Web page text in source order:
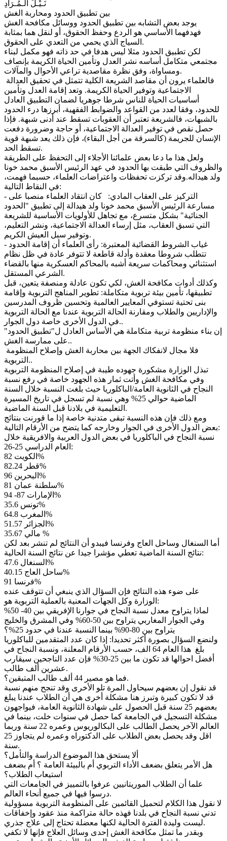
نَـيْـلُ الـمُـرَادِ
بين تطبيق الحدود ومحاربة الغش
يوجد بعض التشابه بين تطبيق الحدود ووسائل مكافحة الغش
فهدفهما الأساسي هو الردع وحفظ الحقوق، أو لنقل هما بمثابة
السياج الذي يحمي من التعدي على الحقوق.
لكن تطبيق الحدود مثلا ليس هدفا في حد ذاته فهو مكمل لبناء
مجتمعي متكامل أساسه نشر العدل وتأمين الحياة الكريمة بإنصاف
ومساواة، وفق نظرة مقاصدية تراعي الأحوال والمآلات.
الاجتماعية وتوفير الحياة الكريمة. وتعد إقامة العدل وتأمين
أساسيات الحياة للناس شرطا جوهريا لضمان التطبيق العادل
للحدود، وفقا لعدد من القواعد والضوابط الفقهية، أبرزها درء الحدود
بالشبهات، فالشريعة تعتبر أن العقوبات تسقط عند أدنى شبهة. فإذا
حصل نقص في توفير العدالة الاجتماعية، أو حاجة وضرورة دفعت
الإنسان للجريمة (كالسرقة من أجل البقاء)، فإن ذلك يعد شبهة قوية
تسقط الحد.
ولعل هذا ما دعا بعض علمائنا الأجلاء إلى التحفظ على الطريقة
والظروف التي طبقت بها الحدود في عهد الرئيس الأسبق محمد خونا
ولد هيداله.وقد تركزت تحفظات واعتراضات العلماء، حسبما فهمت،
في النقاط التالية:
- التركيز على العقاب المادي: كان انتقاد العلماء منصبا على
مسارعة الرئيس الأسبق محمد خونا ولد هيدالة إلى تطبيق "الحدود
الجنائية" بشكل متسرع، مع تجاهل للأولويات الأساسية للشريعة
التي تسبق العقاب، مثل إرساء العدالة الاجتماعية، ونشر التعليم،
وتوفير سبل العيش الكريم.
- غياب الشروط القضائية المعتبرة: رأى العلماء أن إقامة الحدود
تتطلب شروطا معقدة وأدلة قاطعة لا تتوفر عادة في ظل نظام
استثنائي ومحاكمات سريعة أشبه بالمحاكم العسكرية منها بالقضاء
الشرعي المستقل.
وكذلك أدوات مكافحة الغش، لكي تكون عادلة ومنصفة يتعين، قبل
تطبيقها، تأمين بيئة تربوية متكاملة: تطوير المناهج التربوية وإقامة
بنى تحتية تستوفي المعايير العالمية وتحسين ظروف المدرسين
والإداريين والطلاب ومقارنة الحالة التربوية عندنا مع الحالة التربوية
في الدول الأخرى خاصة دول الجوار..
إن بناء منظومة تربية متكاملة هي الأساس العادل ل"تطبيق الحدود"
على ممارسة الغش..
التربوية..
تبذل الوزارة مشكورة جهوده طيبة في إصلاح المنظومة التربوية
وفي مكافحة الغش وأتت ثمار هذه الجهود خاصة في رفع نسبة
النجاح في الثانوية العامة/الباكلوريا حيث بلغت النسبة خلال السنة
الماضية حوالي 25% وهي نسبة لم تسجل في تاريخ المسيرة
التعليمية في بلادنا قبل السنة الماضية.
ومع ذلك فإن هذه النسبة تبقى متدنية خاصة إذا ما قورنت بنتائج
بعض الدول الأخرى في الجوار وخارجه كما يتضح من الأرقام التالية:
نسبة النجاح في الباكلوريا في بعض الدول العربية والافريقية خلال
العام الدراسي 25-26:
الكويت 82%
قطر 82.24%
البحرين 96%
سلطنة عمان 81%
الإمارات 87- 94%
تونس 35.6%
المغرب 64.8%
الجزائر 51.57%
مالي 35.67 %
أما السنغال وساحل العاج وفرنسا فيبدو أن النتائج لم تنشر بعد لكن
نتائج السنة الماضية تعطي مؤشرا جيدا عن نتائج السنة الحالية:
السنغال 47.6%
ساحل العاج 40.15%
فرنسا 91%
على ضوء هذه النتائج فإن السؤال الذي ينبغي أن تتوقف عنده
الوزارة وكل الجهات المعنية بالعملية التربوية هو:
لماذا يتراوح معدل نسبة النجاح في جوارنا الإفريقي بين 40- 50%
وفي الجوار المغاربي يتراوح بين 50-60% وفي المشرق والخليج
يتراوح بين 80-90% بينما النسبة عندنا في حدود 25%؟
ولنضع السؤال بصورة أكثر تحديدا: إذا كان عدد المتقدمين للباكلوريا
بلغ هذا العام 64 الف، حسب الأرقام المعلنة، ونسبة النجاح في
أفضل احوالها قد تكون ما بين 25-30% فإن عدد الناجحين سيقارب
عشرين ألف طالب.
فما هو مصير 44 ألف طالب المتبقين؟.
قد نقول إن بعضهم سيحاول المرة تلو الأخرى وقد تنجح منهم نسبة
قد لا تكون كبيرة وتبرز هنا مشكلة أخرى هي أن الطلاب عندنا يبلغ
بعضهم 25 سنة قبل الحصول على شهادة الثانوية العامة، فيواجهون
مشكلة التسجيل في الجامعة كما حصل في سنوات خلت، بينما في
العالم الآخر يحصل الطالب على البكالوريوس وعمره 22 سنة وربما
اقل وقد يحصل بعض الطلاب على الدكتوراه وعمره لم يتجاوز 25
سنة.
ألا يستحق هذا الموضوع الدراسة والتأمل؟
هل الأمر يتعلق بضعف الأداء التربوي أم بالبيئة العامة ؟ أم بضعف
استيعاب الطلاب؟
علما أن الطلاب الموريتانيين عرفوا بالتمييز في الجامعات التي
درسوا فيها في جميع أنحاء العالم.
لا نقول هذا الكلام لتحميل القائمين على المنظومة التربوية مسؤولية
تدني نسبة النجاح في بلدنا فهذه حالة متراكمة منذ عقود وإخفاقات
ليست وليدة الفترة الحالية لكنها معضلة تحتاج إلى علاج جذري.
وبقدر ما تمثل مكافحة الغش إحدى وسائل العلاج فإنها لا تكفي